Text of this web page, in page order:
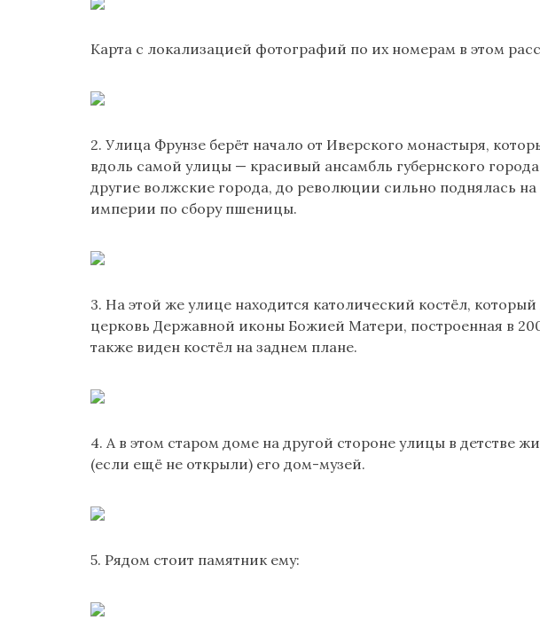
Карта с локализацией фотографий по их номерам в этом
2. Улица Фрунзе берёт начало от Иверского монастыря,
вдоль самой улицы — красивый ансамбль губернского
другие волжские города, до революции сильно поднялась
империи по сбору пшеницы.
3. На этой же улице находится католический костёл,
церковь Державной иконы Божией Матери, построенная в
также виден костёл на заднем плане.
4. А в этом старом доме на другой стороне улицы в детстве
(если ещё не открыли) его дом-музей.
5. Рядом стоит памятник ему: